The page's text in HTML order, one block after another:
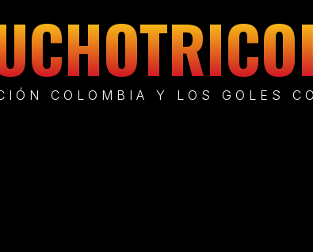
COLOMBIA Y LOS GOLES